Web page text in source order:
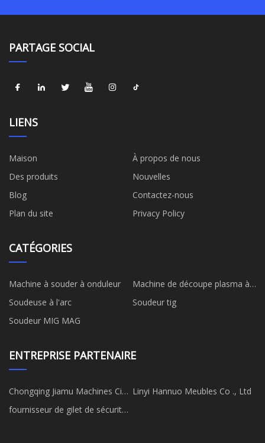
PARTAGE SOCIAL
LIENS
Maison
À propos de nous
Des produits
Nouvelles
Blog
Contactez-nous
Plan du site
Privacy Policy
CATÉGORIES
Machine à souder à onduleur
Machine de découpe plasma à
onduleur
Soudeuse à l'arc
Soudeur tig
Soudeur MIG MAG
ENTREPRISE PARTENAIRE
Chongqing Jiamu Machines Cie,
Ltée
Linyi Hannuo Meubles Co ., Ltd
fournisseur de gilet de sécurité